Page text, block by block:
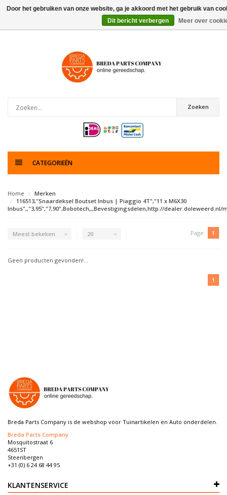
Zoeken
CATEGORIEËN
Home
Merken
116513,"Snaardeksel Boutset Inbus | Piaggio 4T","11 x M6X30
Inbus",,"3,95","7,90",Bobotech,,,Bevestigingsdelen,http://dealer.doleweerd.nl/
Meest bekeken 20 Page: 1
Geen producten gevonden!...
1
Breda Parts Company is de webshop voor Tuinartikelen en Auto onderdelen.
Breda Parts Company
Mosquitostraat 6
4651ST
Steenbergen
+31 (0) 6 24 68 44 95
KLANTENSERVICE
Door het gebruiken van onze website, ga je akkoord met het gebruik van
Dit bericht verbergen
Meer over